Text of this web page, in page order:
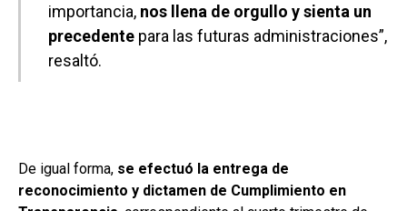
importancia, nos llena de orgullo y sienta un
precedente para las futuras administraciones”,
resaltó.
De igual forma, se efectuó la entrega de
reconocimiento y dictamen de Cumplimiento en